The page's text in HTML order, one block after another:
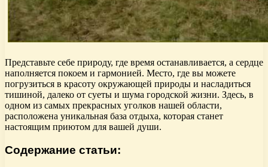
Представьте себе природу, где время останавливается, а сердце
наполняется покоем и гармонией. Место, где вы можете
погрузиться в красоту окружающей природы и насладиться
тишиной, далеко от суеты и шума городской жизни. Здесь, в
одном из самых прекрасных уголков нашей области,
расположена уникальная база отдыха, которая станет
настоящим приютом для вашей души.
Содержание статьи: